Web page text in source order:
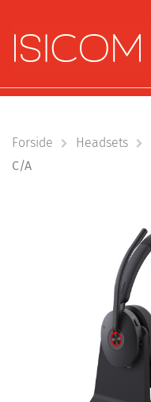
Forside Headsets
C/A